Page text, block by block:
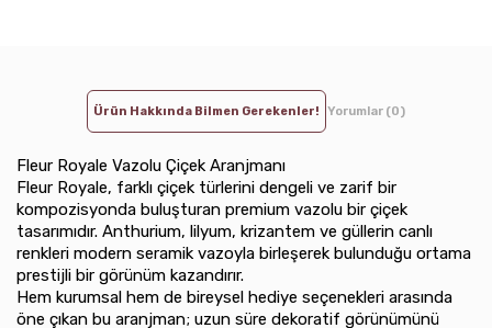
Ürün Hakkında Bilmen Gerekenler! Yorumlar (0)
Fleur Royale Vazolu Çiçek Aranjmanı
Fleur Royale, farklı çiçek türlerini dengeli ve zarif bir
kompozisyonda buluşturan premium vazolu bir çiçek
tasarımıdır. Anthurium, lilyum, krizantem ve güllerin canlı
renkleri modern seramik vazoyla birleşerek bulunduğu ortama
prestijli bir görünüm kazandırır.
Hem kurumsal hem de bireysel hediye seçenekleri arasında
öne çıkan bu aranjman; uzun süre dekoratif görünümünü